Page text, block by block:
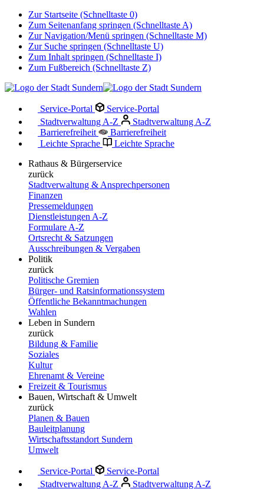
Zur Startseite (Schnelltaste 0)
Zum Seitenanfang springen (Schnelltaste A)
Zur Navigation/Menü springen (Schnelltaste M)
Zur Suche springen (Schnelltaste U)
Zum Inhalt springen (Schnelltaste I)
Zum Fußbereich (Schnelltaste Z)
Service-Portal
Service-Portal
Stadtverwaltung A-Z
Stadtverwaltung A-Z
Barrierefreiheit
Barrierefreiheit
Leichte Sprache
Leichte Sprache
Rathaus & Bürgerservice
zurück
Stadtverwaltung & Ansprechpersonen
Finanzen
Pressemeldungen
Dienstleistungen A-Z
Formulare A-Z
Ortsrecht & Satzungen
Ausschreibungen & Vergaben
Politik
zurück
Politische Gremien
Bürger- und Ratsinformationssystem
Öffentliche Bekanntmachungen
Wahlen
Leben in Sundern
zurück
Bildung & Familie
Soziales
Kultur
Ehrenamt & Vereine
Freizeit & Tourismus
Bauen, Wirtschaft & Umwelt
zurück
Planen & Bauen
Bauleitplanung
Wirtschaftsstandort Sundern
Umwelt
Service-Portal
Service-Portal
Stadtverwaltung A-Z
Stadtverwaltung A-Z